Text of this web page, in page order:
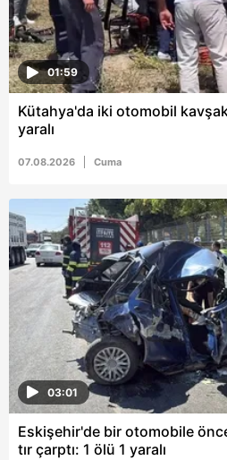
ilgili mevzuata uygun olarak
almak için lütfentıklayınız.
01:59
Kütahya'da iki otomobil
yaralı
07.08.2026 Cuma
03:01
Eskişehir'de bir otomobile
tır çarptı: 1 ölü 1 yaralı